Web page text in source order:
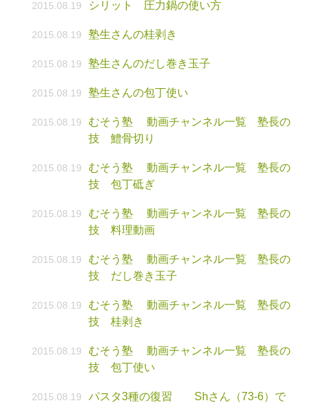
2015.08.19 シリット 圧力鍋の使い方
2015.08.19 塾生さんの桂剥き
2015.08.19 塾生さんのだし巻き玉子
2015.08.19 塾生さんの包丁使い
2015.08.19
むそう塾 動画チャンネル一覧 塾長の
技 鱧骨切り
2015.08.19
むそう塾 動画チャンネル一覧 塾長の
技 包丁砥ぎ
2015.08.19
むそう塾 動画チャンネル一覧 塾長の
技 料理動画
2015.08.19
むそう塾 動画チャンネル一覧 塾長の
技 だし巻き玉子
2015.08.19
むそう塾 動画チャンネル一覧 塾長の
技 桂剥き
2015.08.19
むそう塾 動画チャンネル一覧 塾長の
技 包丁使い
2015.08.19
パスタ3種の復習 Shさん（73-6）で